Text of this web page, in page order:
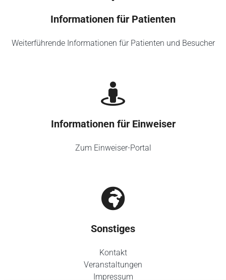
Informationen für Patienten
Weiterführende Informationen für Patienten und Besucher
Informationen für Einweiser
Zum Einweiser-Portal
Sonstiges
Kontakt
Veranstaltungen
Impressum